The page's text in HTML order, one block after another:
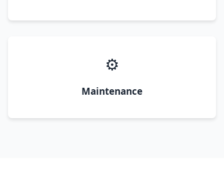
⚙️
Maintenance